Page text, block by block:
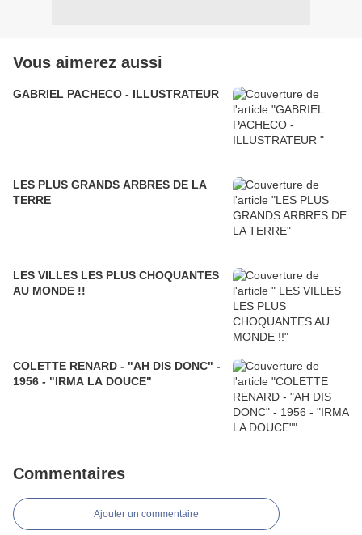
Vous aimerez aussi
GABRIEL PACHECO - ILLUSTRATEUR
LES PLUS GRANDS ARBRES DE LA
TERRE
LES VILLES LES PLUS CHOQUANTES
AU MONDE !!
COLETTE RENARD - "AH DIS DONC" -
1956 - "IRMA LA DOUCE"
Commentaires
Ajouter un commentaire